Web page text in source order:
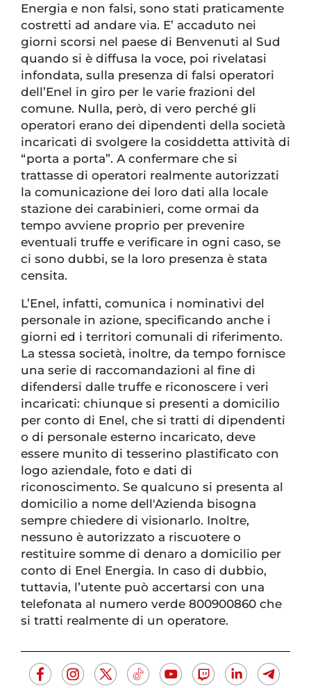
Energia e non falsi, sono stati praticamente
costretti ad andare via. E’ accaduto nei
giorni scorsi nel paese di Benvenuti al Sud
quando si è diffusa la voce, poi rivelatasi
infondata, sulla presenza di falsi operatori
dell’Enel in giro per le varie frazioni del
comune. Nulla, però, di vero perché gli
operatori erano dei dipendenti della società
incaricati di svolgere la cosiddetta attività di
“porta a porta”. A confermare che si
trattasse di operatori realmente autorizzati
la comunicazione dei loro dati alla locale
stazione dei carabinieri, come ormai da
tempo avviene proprio per prevenire
eventuali truffe e verificare in ogni caso, se
ci sono dubbi, se la loro presenza è stata
censita.
L’Enel, infatti, comunica i nominativi del
personale in azione, specificando anche i
giorni ed i territori comunali di riferimento.
La stessa società, inoltre, da tempo fornisce
una serie di raccomandazioni al fine di
difendersi dalle truffe e riconoscere i veri
incaricati: chiunque si presenti a domicilio
per conto di Enel, che si tratti di dipendenti
o di personale esterno incaricato, deve
essere munito di tesserino plastificato con
logo aziendale, foto e dati di
riconoscimento. Se qualcuno si presenta al
domicilio a nome dell'Azienda bisogna
sempre chiedere di visionarlo. Inoltre,
nessuno è autorizzato a riscuotere o
restituire somme di denaro a domicilio per
conto di Enel Energia. In caso di dubbio,
tuttavia, l’utente può accertarsi con una
telefonata al numero verde 800900860 che
si tratti realmente di un operatore.